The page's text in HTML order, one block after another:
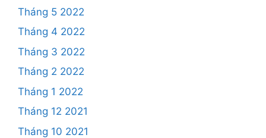
Tháng 5 2022
Tháng 4 2022
Tháng 3 2022
Tháng 2 2022
Tháng 1 2022
Tháng 12 2021
Tháng 10 2021